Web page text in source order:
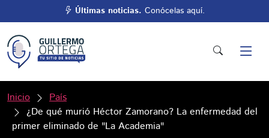
Últimas noticias. Conócelas aquí.
Inicio
País
¿De qué murió Héctor Zamorano? La enfermedad del
primer eliminado de "La Academia"